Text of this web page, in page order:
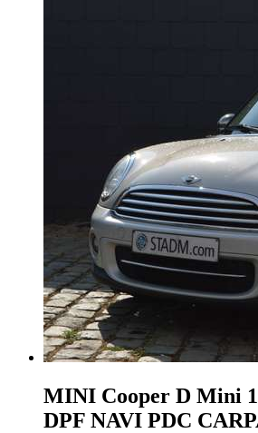
MINI Cooper D Mini
DPF NAVI PDC